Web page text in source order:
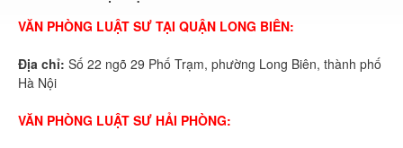
VĂN PHÒNG LUẬT SƯ TẠI QUẬN LONG BIÊN:
Địa chỉ: Số 22 ngõ 29 Phố Trạm, phường Long Biên, thành phố
Hà Nội
VĂN PHÒNG LUẬT SƯ HẢI PHÒNG: